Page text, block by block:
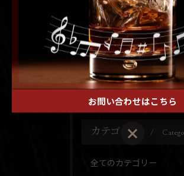
< 前のページ 一覧に戻る
カテゴリー
全てのカテゴリー
お問い合わせはこちら